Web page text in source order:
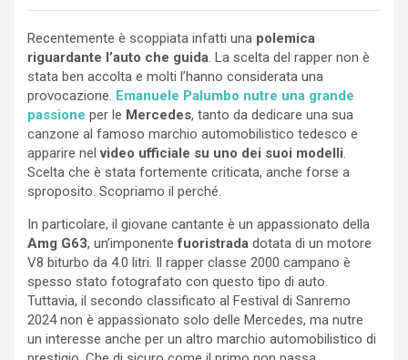
Recentemente è scoppiata infatti una polemica
riguardante l’auto che guida. La scelta del rapper non è
stata ben accolta e molti l’hanno considerata una
provocazione. Emanuele Palumbo nutre una grande
passione per le Mercedes, tanto da dedicare una sua
canzone al famoso marchio automobilistico tedesco e
apparire nelvideo ufficiale su uno dei suoi modelli.
Scelta che è stata fortemente criticata, anche forse a
sproposito. Scopriamo il perché.
In particolare, il giovane cantante è un appassionato della
Amg G63, un’imponentefuoristrada dotata di un motore
V8 biturbo da 4.0 litri. Il rapper classe 2000 campano è
spesso stato fotografato con questo tipo di auto.
Tuttavia, il secondo classificato al Festival di Sanremo
2024 non è appassionato solo delle Mercedes, ma nutre
un interesse anche per un altro marchio automobilistico di